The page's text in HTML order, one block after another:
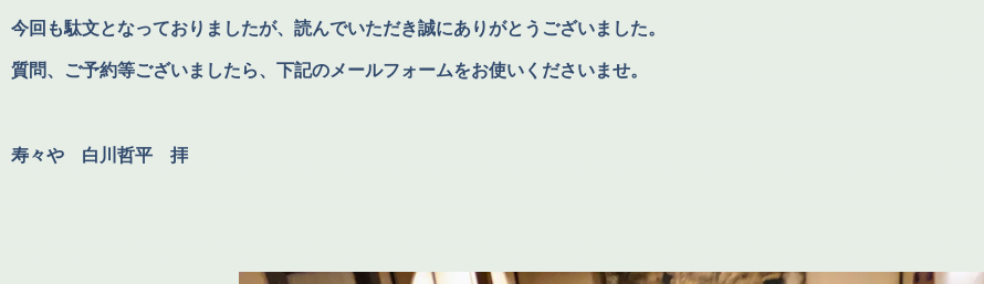
今回も駄文となっておりましたが、読んでいただき誠にありがとうございました。
質問、ご予約等ございましたら、下記のメールフォームをお使いくださいませ。
寿々や 白川哲平 拝